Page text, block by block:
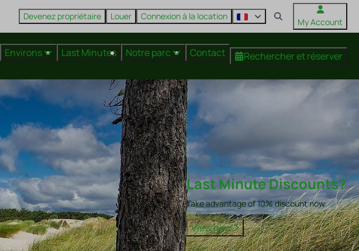
Devenez propriétaire Louer Connexion à la location
My Account
Environs Last Minutes Notre parc Contact Rechercher et réserver
Last Minute Discounts?
Take advantage of 10% discount now
View now